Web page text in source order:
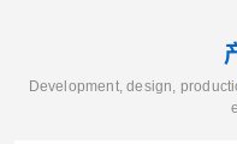
Development, design,